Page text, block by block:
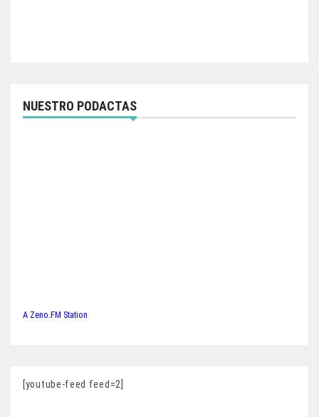
NUESTRO PODACTAS
A Zeno.FM Station
[youtube-feed feed=2]